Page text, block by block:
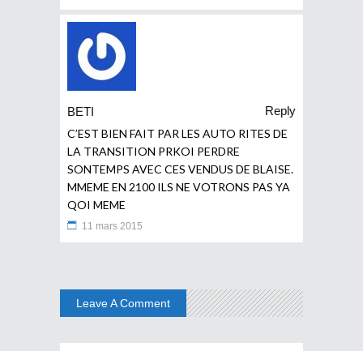
BETI
Reply
C’EST BIEN FAIT PAR LES AUTO RITES DE
LA TRANSITION PRKOI PERDRE
SONTEMPS AVEC CES VENDUS DE BLAISE.
MMEME EN 2100 ILS NE VOTRONS PAS YA
QOI MEME
11 mars 2015
Leave A Comment